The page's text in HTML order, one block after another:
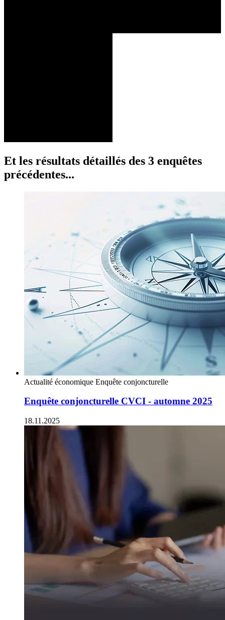
Et les résultats détaillés des 3 enquêtes
précédentes...
Actualité économique Enquête conjoncturelle
Enquête conjoncturelle CVCI - automne 2025
18.11.2025